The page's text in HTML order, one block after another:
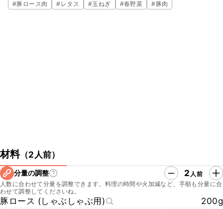
ね。
#豚ロース肉 #レタス #玉ねぎ #春野菜 #豚肉
材料（2人前）
分量の調整 2 人前
人数に合わせて分量を調整できます。料理の時間や火加減など、手順も分量に合
わせて調整してくださいね。
豚ロース (しゃぶしゃぶ用)
200g